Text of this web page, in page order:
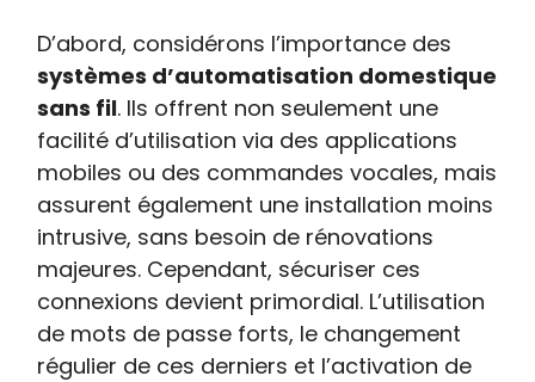
D’abord, considérons l’importance des
systèmes d’automatisation domestique
sans fil. Ils offrent non seulement une
facilité d’utilisation via des applications
mobiles ou des commandes vocales, mais
assurent également une installation moins
intrusive, sans besoin de rénovations
majeures. Cependant, sécuriser ces
connexions devient primordial. L’utilisation
de mots de passe forts, le changement
régulier de ces derniers et l’activation de